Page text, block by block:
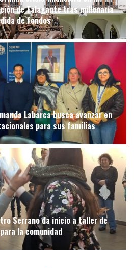
de Talagante tras millonaria
de fondos
Labarca busca avanzar en
para sus familias
Serrano da inicio a taller de
la comunidad